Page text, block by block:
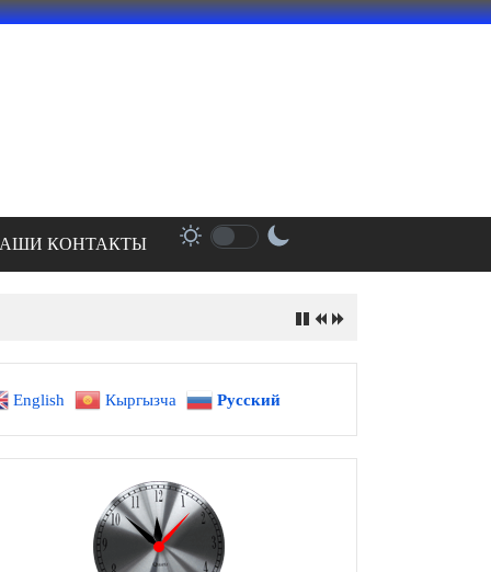
КОНТАКТЫ
English Кыргызча Русский